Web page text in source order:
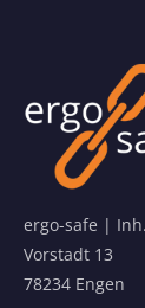
ergo-safe |
Vorstadt 13
78234 Engen